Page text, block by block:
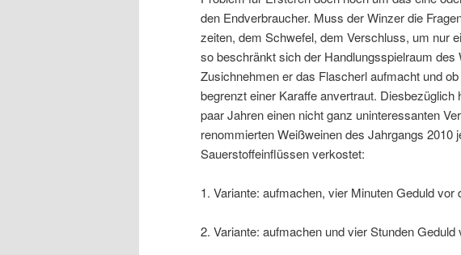
den Endverbraucher. Muss der Winzer die
zeiten, dem Schwefel, dem Verschluss, um nur
so beschränkt sich der Handlungsspielraum
Zusichnehmen er das Flascherl aufmacht und
begrenzt einer Karaffe anvertraut.
paar Jahren einen nicht ganz uninteressanten
renommierten Weißweinen des Jahrgangs 2010
Sauerstoffeinflüssen verkostet:
1. Variante: aufmachen, vier Minuten Geduld vor
2. Variante: aufmachen und vier Stunden Geduld